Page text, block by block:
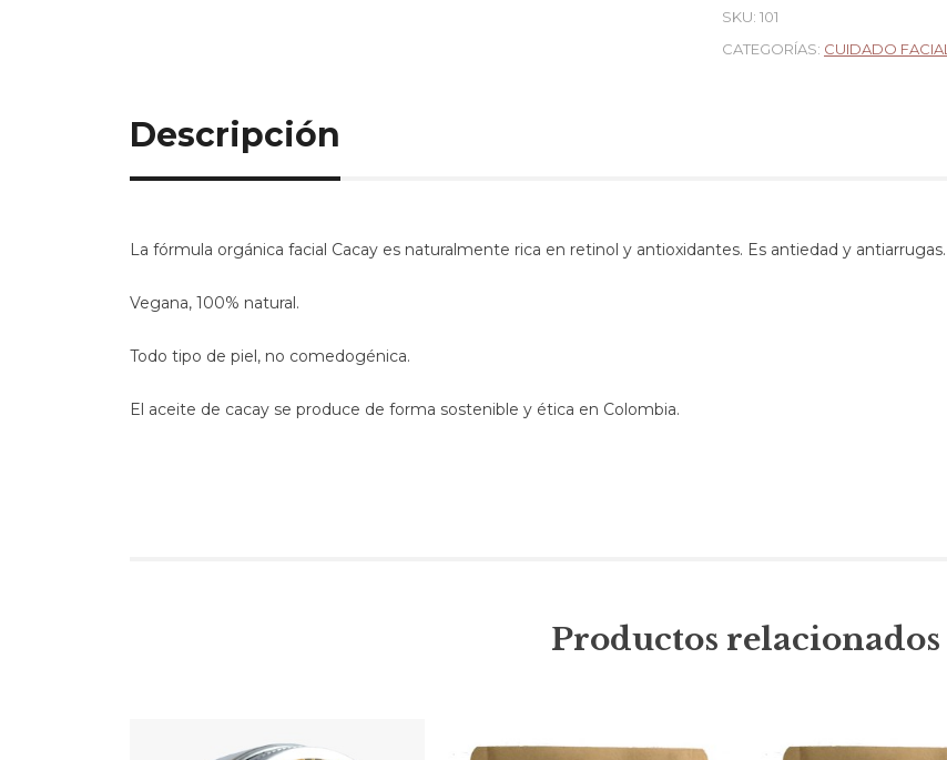
SKU: 101
CATEGORÍAS: CUIDADO FACIAL
Descripción
La fórmula orgánica facial Cacay es naturalmente rica en retinol y antioxidantes. Es antiedad y antiarrugas.
Vegana, 100% natural.
Todo tipo de piel, no comedogénica.
El aceite de cacay se produce de forma sostenible y ética en Colombia.
Productos relacionados